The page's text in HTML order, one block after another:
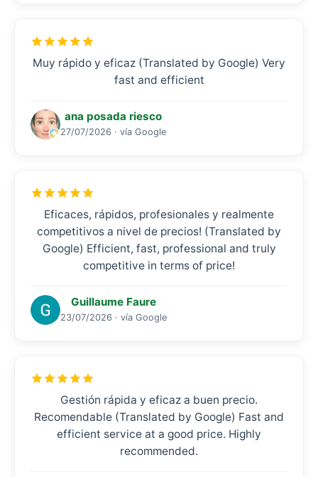
Muy rápido y eficaz (Translated by Google) Very
fast and efficient
ana posada riesco
27/07/2026 · vía Google
Eficaces, rápidos, profesionales y realmente
competitivos a nivel de precios! (Translated by
Google) Efficient, fast, professional and truly
competitive in terms of price!
Guillaume Faure
23/07/2026 · vía Google
Gestión rápida y eficaz a buen precio.
Recomendable (Translated by Google) Fast and
efficient service at a good price. Highly
recommended.